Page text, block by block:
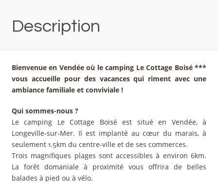
Description
Bienvenue en Vendée où le camping Le Cottage Boisé ***
vous accueille pour des vacances qui riment avec une
ambiance familiale et conviviale !
Qui sommes-nous ?
Le camping Le Cottage Boisé est situé en Vendée, à
Longeville-sur-Mer. Il est implanté au cœur du marais, à
seulement 1.5km du centre-ville et de ses commerces.
Trois magnifiques plages sont accessibles à environ 6km.
La forêt domaniale à proximité vous offrira de belles
balades à pied ou à vélo.